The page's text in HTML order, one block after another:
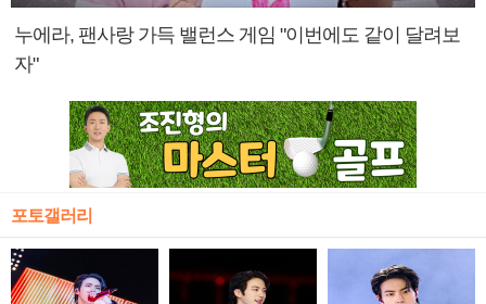
누에라, 팬사랑 가득 밸런스 게임 "이번에도 같이 달려보
자"
포토갤러리